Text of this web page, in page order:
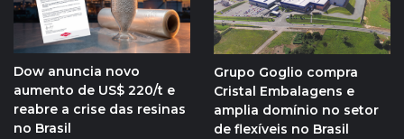
Dow anuncia novo
aumento de US$ 220/t e
reabre a crise das resinas
no Brasil
Grupo Goglio compra
Cristal Embalagens e
amplia domínio no setor
de flexíveis no Brasil